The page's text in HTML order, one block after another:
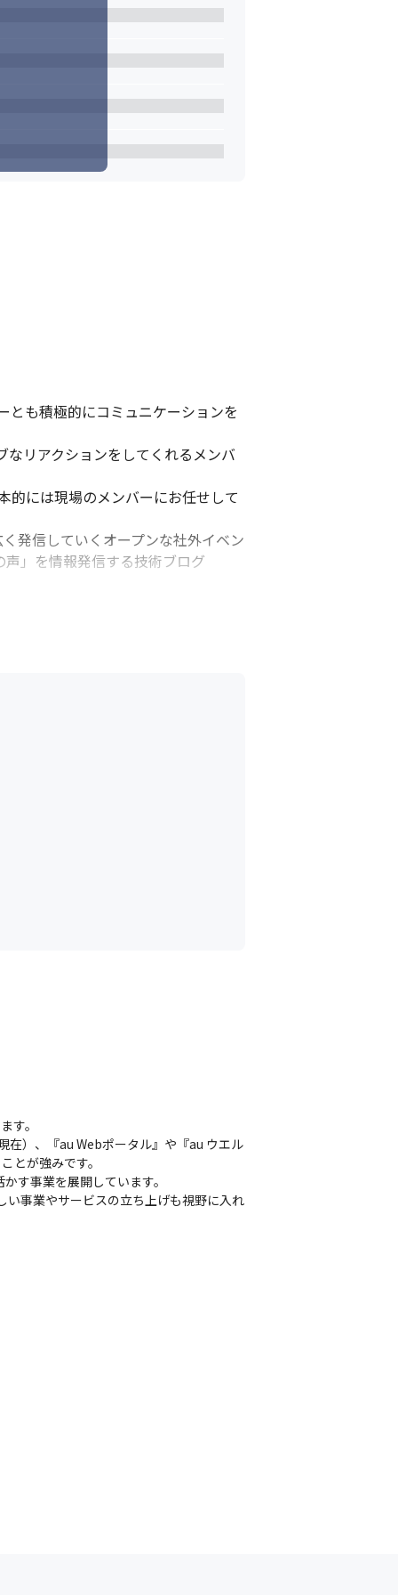
とも積極的にコミュニケーションを
なリアクションをしてくれるメンバ
的には現場のメンバーにお任せして
発信していくオープンな社外イベン
」を情報発信する技術ブログ
う背景において、課題解決/価値創
ります
す
す。
）、『au Webポータル』や『au ウエル
とが強みです。
す事業を展開しています。
事業やサービスの立ち上げも視野に入れ